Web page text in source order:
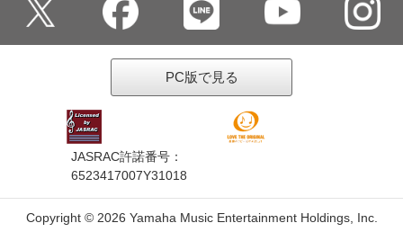
PC版で見る
JASRAC許諾番号：
6523417007Y31018
Copyright © 2026 Yamaha Music Entertainment Holdings, Inc.